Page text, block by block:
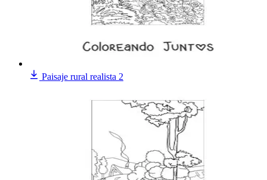
Paisaje rural realista 2